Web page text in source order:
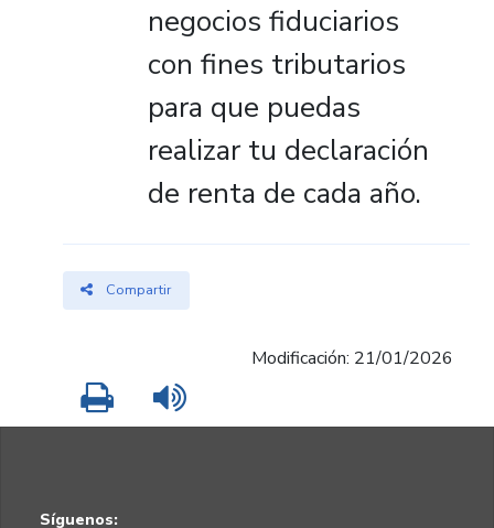
negocios fiduciarios
con fines tributarios
para que puedas
realizar tu declaración
de renta de cada año.
Compartir
Modificación: 21/01/2026
Imprimir
Síguenos: